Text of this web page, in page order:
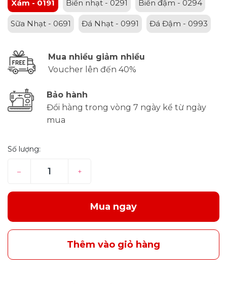
Xám - 0191 Biển nhạt - 0291 Biển đậm - 0294
Sữa Nhạt - 0691 Đá Nhạt - 0991 Đá Đậm - 0993
Mua nhiều giảm nhiều
Voucher lên đến 40%
Bảo hành
Đổi hàng trong vòng 7 ngày kể từ ngày
mua
Số lượng:
– +
Mua ngay
Thêm vào giỏ hàng